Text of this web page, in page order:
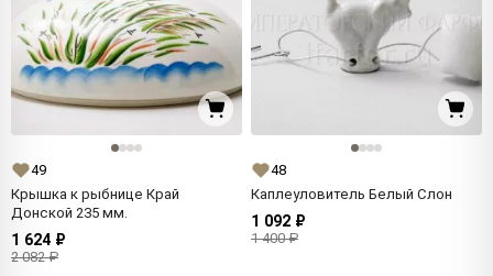
49
Крышка к рыбнице Край
Донской 235 мм.
1 624 ₽
2 082 ₽
48
Каплеуловитель Белый Слон
1 092 ₽
1 400 ₽